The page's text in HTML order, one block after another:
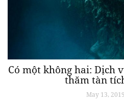
Có một không hai: Dịch
thăm tàn
May 13,